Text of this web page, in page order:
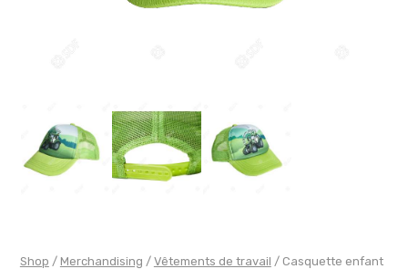
Shop / Merchandising / Vêtements de travail / Casquette enfant